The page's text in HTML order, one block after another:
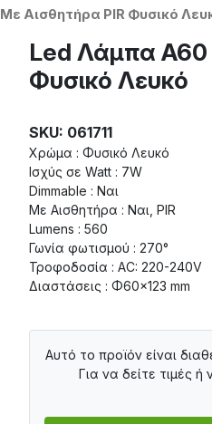
Αισθητήρα PIR Φυσικό
Led Λάμπα A60
Φυσικό Λευκό
SKU: 061711
Χρώμα : Φυσικό Λευκό
Ισχύς σε Watt : 7W
Dimmable : Ναι
Με Αισθητήρα : Ναι, PIR
Lumens : 560
Γωνία φωτισμού : 270°
Τροφοδοσία : AC: 220-240V
Διαστάσεις : Φ60×123 mm
Αυτό το προϊόν είναι
Για να δείτε τιμές